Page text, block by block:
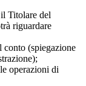
Titolare del
riguardare
conto (spiegazione
operazioni di